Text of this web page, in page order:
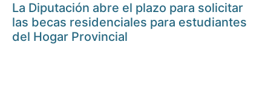
La Diputación abre el plazo para solicitar
las becas residenciales para estudiantes
del Hogar Provincial